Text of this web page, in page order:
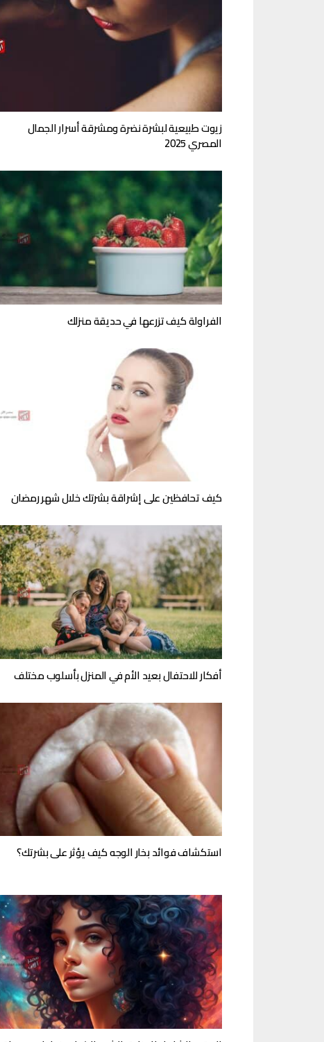
زيوت طبيعية لبشرة نضرة ومشرقة أسرار الجمال
المصري 2025
الفراولة كيف تزرعها في حديقة منزلك
كيف تحافظين على إشراقة بشرتك خلال شهر رمضان
أفكار للاحتفال بعيد الأم في المنزل بأسلوب مختلف
استكشاف فوائد بخار الوجه كيف يؤثر على بشرتك؟